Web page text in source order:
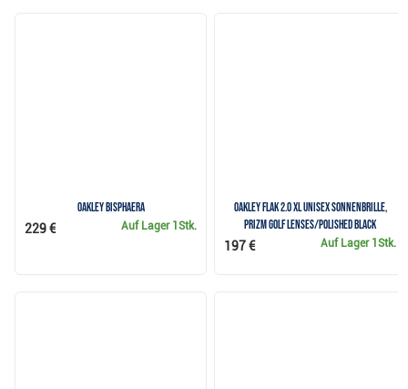
Oakley BISPHAERA
Auf Lager 1Stk.
229 €
Oakley Flak 2.0 XL Unisex Sonnenbrille,
Prizm Golf Lenses/Polished Black
Auf Lager 1Stk.
197 €